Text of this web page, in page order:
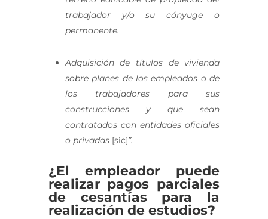
trabajador y/o su cónyuge o
permanente.
Adquisición de títulos de vivienda
sobre planes de los empleados o de
los trabajadores para sus
construcciones y que sean
contratados con entidades oficiales
o privadas [sic]”.
¿El empleador puede
realizar pagos parciales
de cesantías para la
realización de estudios?